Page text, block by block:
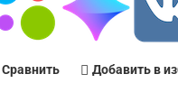
Сравнить Добавить в